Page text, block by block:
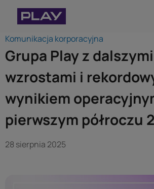
Biuro prasowe Play
Aktualności
Materiały do pobrania
Kontakt dla mediów
O Play
Komunikacja korporacyjna
Grupa Play z dalszymi
wzrostami i
wynikiem
pierwszym półroczu
28 sierpnia 2025